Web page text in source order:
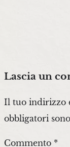
Lascia un
Il tuo indirizzo
obbligatori
Commento *